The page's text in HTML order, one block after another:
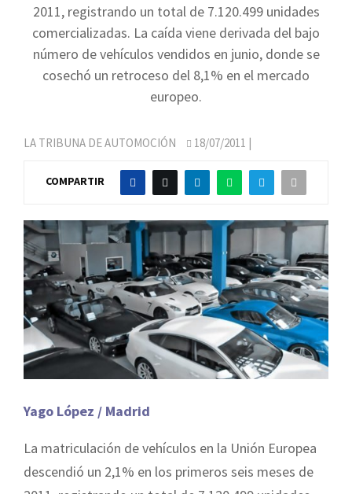
2011, registrando un total de 7.120.499 unidades
comercializadas. La caída viene derivada del bajo
número de vehículos vendidos en junio, donde se
cosechó un retroceso del 8,1% en el mercado
europeo.
LA TRIBUNA DE AUTOMOCIÓN 18/07/2011 |
COMPARTIR
Yago López / Madrid
La matriculación de vehículos en la Unión Europea
descendió un 2,1% en los primeros seis meses de